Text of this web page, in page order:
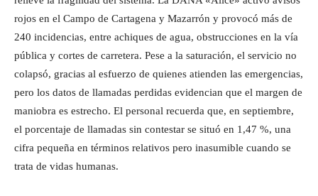
rojos en el Campo de Cartagena y Mazarrón y provocó más de
240 incidencias, entre achiques de agua, obstrucciones en la vía
pública y cortes de carretera. Pese a la saturación, el servicio no
colapsó, gracias al esfuerzo de quienes atienden las emergencias,
pero los datos de llamadas perdidas evidencian que el margen de
maniobra es estrecho. El personal recuerda que, en septiembre,
el porcentaje de llamadas sin contestar se situó en 1,47 %, una
cifra pequeña en términos relativos pero inasumible cuando se
trata de vidas humanas.